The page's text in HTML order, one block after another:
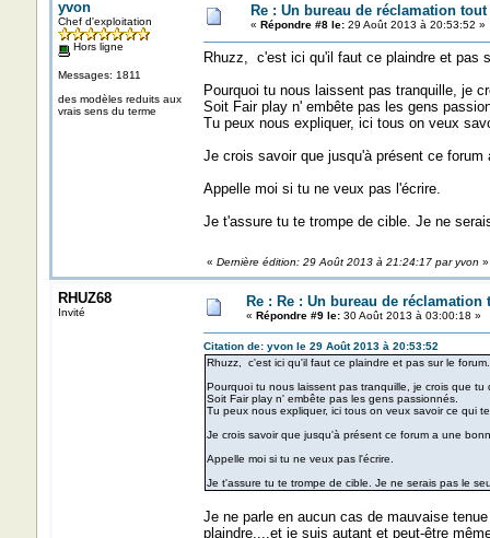
yvon
Chef d'exploitation
Hors ligne
Messages: 1811
des modèles reduits aux
vrais sens du terme
Re : Un bureau de réclamation
« Répondre #8 le:29 Août 2013 à 20:53:52 »
Rhuzz, c'est ici qu'il faut ce plaindre et pas
Pourquoi tu nous laissent pas tranquille, je
Soit Fair play n' embête pas les gens
Tu peux nous expliquer, ici tous on veux
Je crois savoir que jusqu'à présent ce
Appelle moi si tu ne veux pas l'écrire.
Je t'assure tu te trompe de cible. Je ne
« Dernière édition: 29 Août 2013 à 21:24:17 par yvon »
RHUZ68
Invité
Re : Re : Un bureau de réclamation
« Répondre #9 le:30 Août 2013 à 03:00:18 »
Citation de: yvon le 29 Août 2013 à 20:53:52
Rhuzz, c'est ici qu'il faut ce plaindre et pas sur le
Pourquoi tu nous laissent pas tranquille, je crois que tu
Soit Fair play n' embête pas les gens passionnés.
Tu peux nous expliquer, ici tous on veux savoir ce qui
Je crois savoir que jusqu'à présent ce forum a une
Appelle moi si tu ne veux pas l'écrire.
Je t'assure tu te trompe de cible. Je ne serais pas le
Je ne parle en aucun cas de mauvaise
plaindre....et je suis autant et peut-être